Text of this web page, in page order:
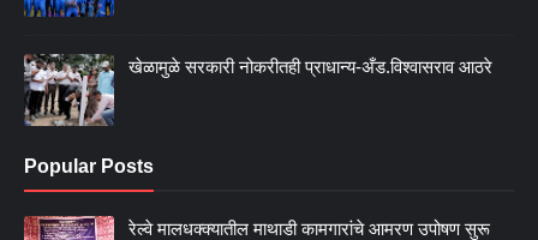
खेळामुळे सरकारी नोकरीतही प्राधान्य-अँड.विश्वासराव आठरे
Popular Posts
रेल्वे मालधक्क्यातील माथाडी कामगारांचे आमरण उपोषण सुरू